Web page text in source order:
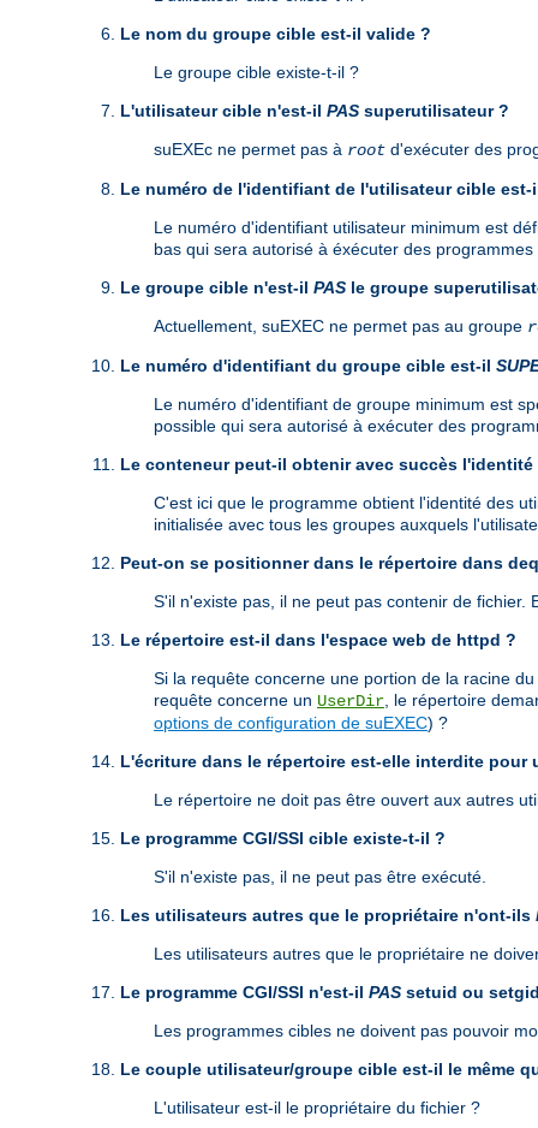
Le nom du groupe cible est-il valide ?
Le groupe cible existe-t-il ?
L'utilisateur cible n'est-il PAS superutilisateur ?
suEXEc ne permet pas à root d'exécuter des
Le numéro de l'identifiant de l'utilisateur cible
Le numéro d'identifiant utilisateur minimum est
bas qui sera autorisé à éxécuter des
Le groupe cible n'est-il PAS le groupe
Actuellement, suEXEC ne permet pas au groupe
Le numéro d'identifiant du groupe cible est-il
Le numéro d'identifiant de groupe minimum est
possible qui sera autorisé à exécuter des
Le conteneur peut-il obtenir avec succès
C'est ici que le programme obtient l'identité des
initialisée avec tous les groupes auxquels
Peut-on se positionner dans le répertoire dans
S'il n'existe pas, il ne peut pas contenir de
Le répertoire est-il dans l'espace web de httpd ?
Si la requête concerne une portion de la racine
requête concerne un UserDir , le répertoire
options de configuration de suEXEC) ?
L'écriture dans le répertoire est-elle interdite
Le répertoire ne doit pas être ouvert aux autres
Le programme CGI/SSI cible existe-t-il ?
S'il n'existe pas, il ne peut pas être exécuté.
Les utilisateurs autres que le propriétaire n'ont-ils
Les utilisateurs autres que le propriétaire ne
Le programme CGI/SSI n'est-il PAS setuid ou
Les programmes cibles ne doivent pas pouvoir
Le couple utilisateur/groupe cible est-il le même
L'utilisateur est-il le propriétaire du fichier ?